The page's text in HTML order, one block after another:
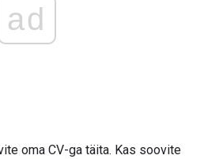
ad
oma CV-ga täita. Kas soovite